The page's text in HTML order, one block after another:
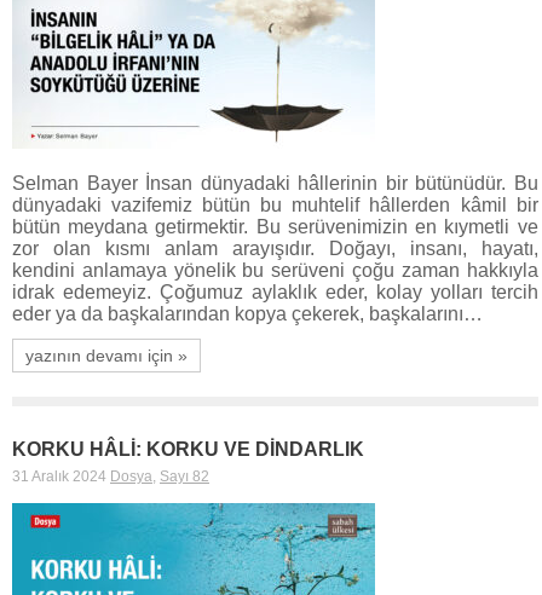
Selman Bayer İnsan dünyadaki hâllerinin bir bütünüdür. Bu
dünyadaki vazifemiz bütün bu muhtelif hâllerden kâmil bir
bütün meydana getirmektir. Bu serüvenimizin en kıymetli ve
zor olan kısmı anlam arayışıdır. Doğayı, insanı, hayatı,
kendini anlamaya yönelik bu serüveni çoğu zaman hakkıyla
idrak edemeyiz. Çoğumuz aylaklık eder, kolay yolları tercih
eder ya da başkalarından kopya çekerek, başkalarını…
yazının devamı için »
KORKU HÂLİ: KORKU VE DİNDARLIK
31 Aralık 2024 Dosya, Sayı 82